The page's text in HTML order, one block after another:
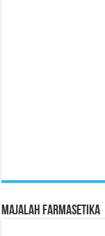
Majalah Farmasetika